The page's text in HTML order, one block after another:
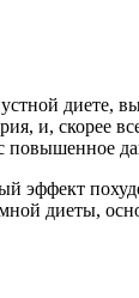
диете,
и, скорее
эффект
диеты,